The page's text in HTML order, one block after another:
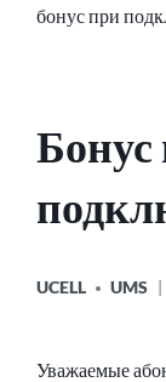
бонус при
Бонус
В
UCELL UMS
Уважаемые